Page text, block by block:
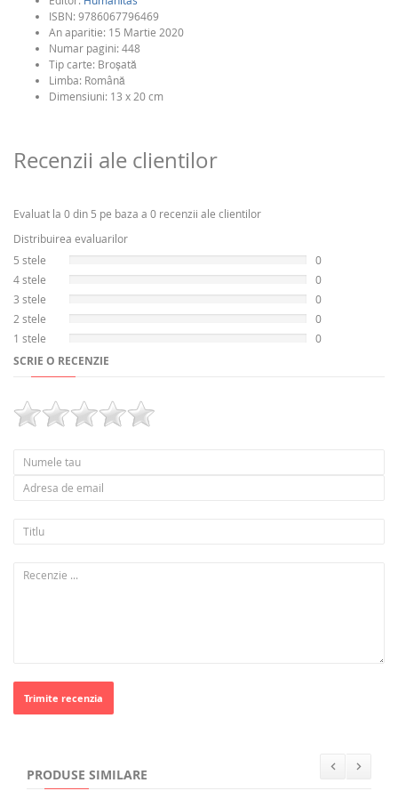
ISBN: 9786067796469
An aparitie: 15 Martie 2020
Numar pagini: 448
Tip carte: Broşată
Limba: Română
Dimensiuni: 13 x 20 cm
Recenzii ale clientilor
Evaluat la 0 din 5 pe baza a 0 recenzii ale clientilor
Distribuirea evaluarilor
5 stele
0
4 stele
0
3 stele
0
2 stele
0
1 stele
0
SCRIE O RECENZIE
Trimite recenzia
PRODUSE SIMILARE